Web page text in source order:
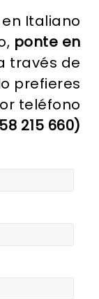
Italiano
ponte en
través de
prefieres
teléfono
215 660)